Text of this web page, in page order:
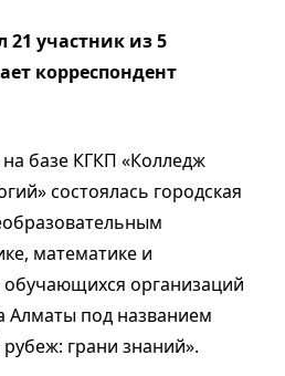
21 участник из 5
корреспондент
базе КГКП «Колледж
состоялась городская
математике и
организаций
Алматы под названием
грани знаний».